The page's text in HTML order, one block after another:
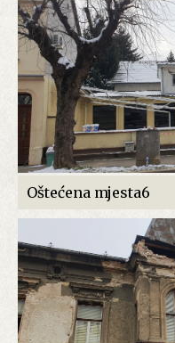
Oštećena mjesta6